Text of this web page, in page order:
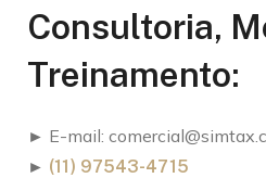
Consultoria,
Treinamento:
► E-mail:
► (11) 97543-4715